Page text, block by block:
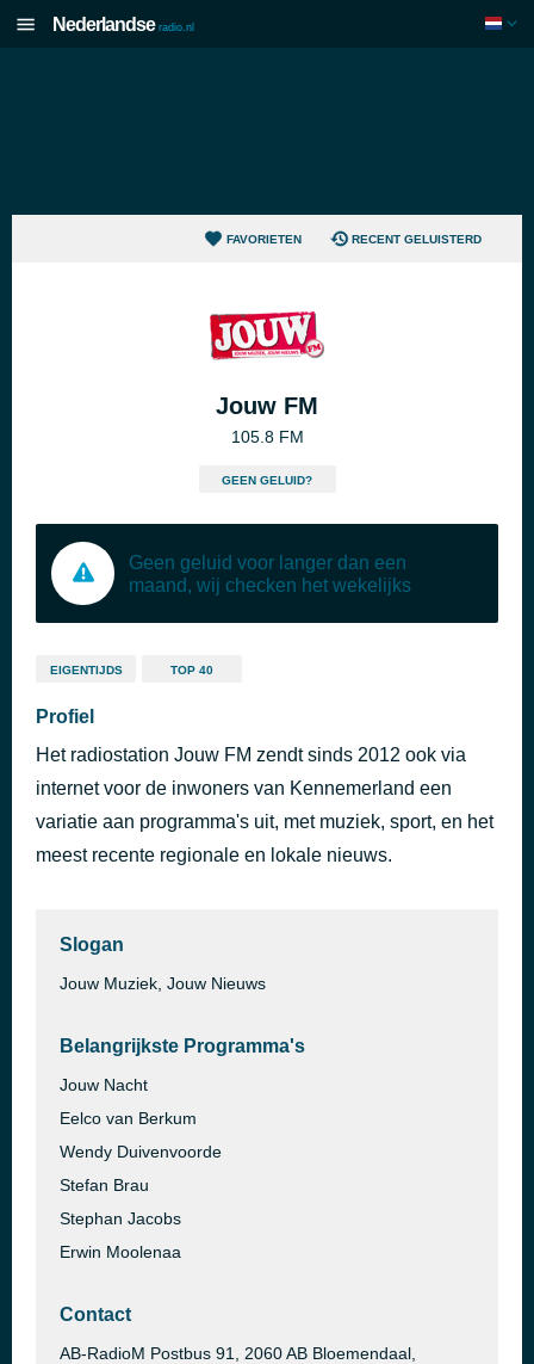
Nederlandse radio.nl
FAVORIETEN RECENT GELUISTERD
Jouw FM
105.8 FM
GEEN GELUID?
Geen geluid voor langer dan een
maand, wij checken het wekelijks
EIGENTIJDS TOP 40
Profiel
Het radiostation Jouw FM zendt sinds 2012 ook via
internet voor de inwoners van Kennemerland een
variatie aan programma's uit, met muziek, sport, en het
meest recente regionale en lokale nieuws.
Slogan
Jouw Muziek, Jouw Nieuws
Belangrijkste Programma's
Jouw Nacht
Eelco van Berkum
Wendy Duivenvoorde
Stefan Brau
Stephan Jacobs
Erwin Moolenaa
Contact
AB-RadioM Postbus 91, 2060 AB Bloemendaal,